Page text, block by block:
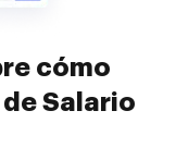
cómo
Salario